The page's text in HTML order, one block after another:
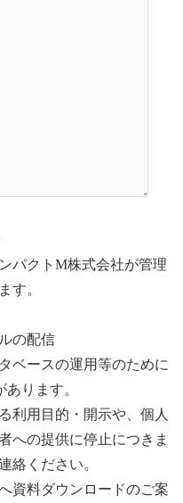
パクトM株式会社が管理
す。
の配信
ベースの運用等のために
ります。
利用目的・開示や、個人
への提供に停止につきま
絡ください。
資料ダウンロードのご案